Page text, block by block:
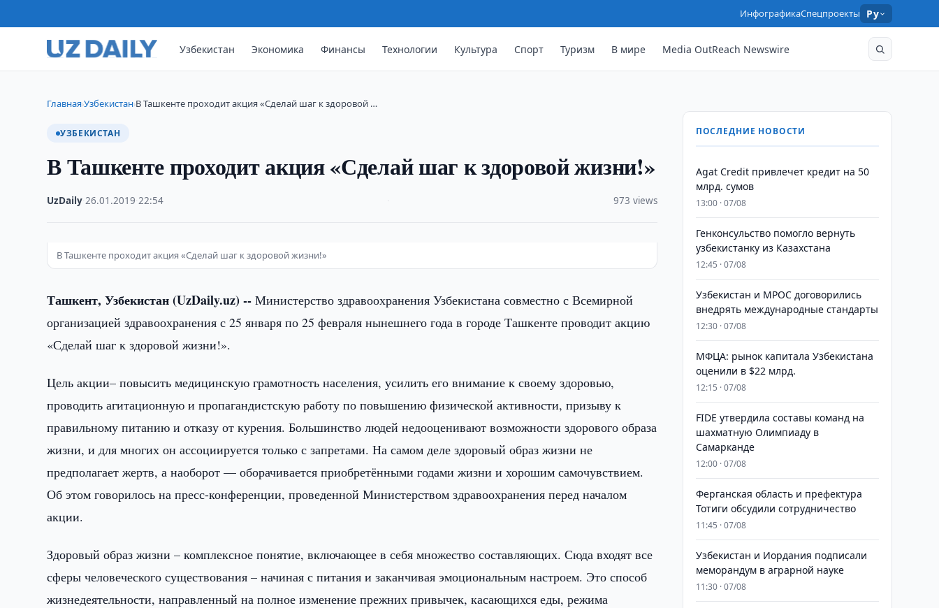
ИнфографикаСпецпроекты Ру
Узбекистан Экономика Финансы Технологии Культура Спорт Туризм В мире Media OutReach Newswire
Главная›Узбекистан›В Ташкенте проходит акция «Сделай шаг к здоровой …
УЗБЕКИСТАН
В Ташкенте проходит акция «Сделай шаг к здоровой жизни!»
UzDaily ·26.01.2019 ·22:54 973 views
В Ташкенте проходит акция «Сделай шаг к здоровой жизни!»
Ташкент, Узбекистан (UzDaily.uz) --Министерство здравоохранения Узбекистана совместно с Всемирной
организацией здравоохранения с 25 января по 25 февраля нынешнего года в городе Ташкенте проводит акцию
«Сделай шаг к здоровой жизни!».
Цель акции– повысить медицинскую грамотность населения, усилить его внимание к своему здоровью,
проводить агитационную и пропагандистскую работу по повышению физической активности, призыву к
правильному питанию и отказу от курения. Большинство людей недооценивают возможности здорового образа
жизни, и для многих он ассоциируется только с запретами. На самом деле здоровый образ жизни не
предполагает жертв, а наоборот — оборачивается приобретёнными годами жизни и хорошим самочувствием.
Об этом говорилось на пресс-конференции, проведенной Министерством здравоохранения перед началом
акции.
Здоровый образ жизни – комплексное понятие, включающее в себя множество составляющих. Сюда входят все
сферы человеческого существования – начиная с питания и заканчивая эмоциональным настроем. Это способ
жизнедеятельности, направленный на полное изменение прежних привычек, касающихся еды, режима
ПОСЛЕДНИЕ НОВОСТИ
Agat Credit привлечет кредит на 50
млрд. сумов
13:00 · 07/08
Генконсульство помогло вернуть
узбекистанку из Казахстана
12:45 · 07/08
Узбекистан и MPOC договорились
внедрять международные стандарты
12:30 · 07/08
МФЦА: рынок капитала Узбекистана
оценили в $22 млрд.
12:15 · 07/08
FIDE утвердила составы команд на
шахматную Олимпиаду в
Самарканде
12:00 · 07/08
Ферганская область и префектура
Тотиги обсудили сотрудничество
11:45 · 07/08
Узбекистан и Иордания подписали
меморандум в аграрной науке
11:30 · 07/08